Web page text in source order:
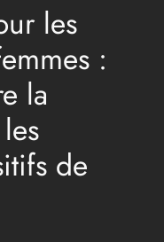
les
:
la
de